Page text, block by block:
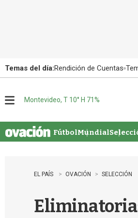
Temas del día:Rendición de Cuentas
u
Montevideo, T 10° H 71%
FútbolMundial
EL PAÍS OVACIÓN SELECCIÓN